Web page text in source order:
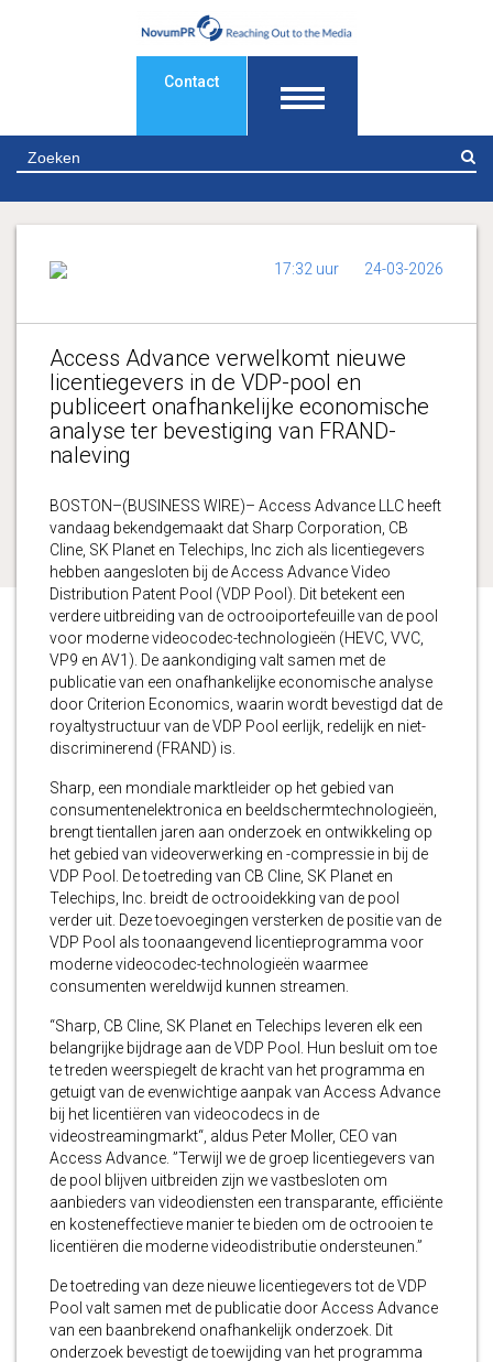
Contact
17:32 uur 24-03-2026
Access Advance verwelkomt nieuwe
licentiegevers in de VDP-pool en
publiceert onafhankelijke economische
analyse ter bevestiging van FRAND-
naleving
BOSTON–(BUSINESS WIRE)– Access Advance LLC heeft
vandaag bekendgemaakt dat Sharp Corporation, CB
Cline, SK Planet en Telechips, Inc zich als licentiegevers
hebben aangesloten bij de Access Advance Video
Distribution Patent Pool (VDP Pool). Dit betekent een
verdere uitbreiding van de octrooiportefeuille van de pool
voor moderne videocodec-technologieën (HEVC, VVC,
VP9 en AV1). De aankondiging valt samen met de
publicatie van een onafhankelijke economische analyse
door Criterion Economics, waarin wordt bevestigd dat de
royaltystructuur van de VDP Pool eerlijk, redelijk en niet-
discriminerend (FRAND) is.
Sharp, een mondiale marktleider op het gebied van
consumentenelektronica en beeldschermtechnologieën,
brengt tientallen jaren aan onderzoek en ontwikkeling op
het gebied van videoverwerking en -compressie in bij de
VDP Pool. De toetreding van CB Cline, SK Planet en
Telechips, Inc. breidt de octrooidekking van de pool
verder uit. Deze toevoegingen versterken de positie van de
VDP Pool als toonaangevend licentieprogramma voor
moderne videocodec-technologieën waarmee
consumenten wereldwijd kunnen streamen.
“Sharp, CB Cline, SK Planet en Telechips leveren elk een
belangrijke bijdrage aan de VDP Pool. Hun besluit om toe
te treden weerspiegelt de kracht van het programma en
getuigt van de evenwichtige aanpak van Access Advance
bij het licentiëren van videocodecs in de
videostreamingmarkt“, aldus Peter Moller, CEO van
Access Advance. ”Terwijl we de groep licentiegevers van
de pool blijven uitbreiden zijn we vastbesloten om
aanbieders van videodiensten een transparante, efficiënte
en kosteneffectieve manier te bieden om de octrooien te
licentiëren die moderne videodistributie ondersteunen.”
De toetreding van deze nieuwe licentiegevers tot de VDP
Pool valt samen met de publicatie door Access Advance
van een baanbrekend onafhankelijk onderzoek. Dit
onderzoek bevestigt de toewijding van het programma